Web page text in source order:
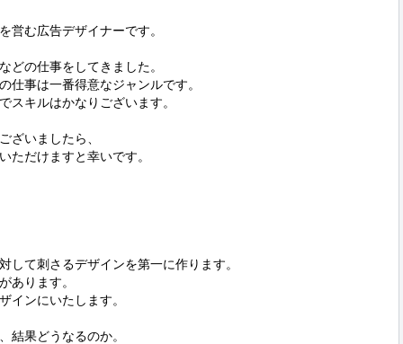
営む広告デザイナーです。
どの仕事をしてきました。
仕事は一番得意なジャンルです。
スキルはかなりございます。
ざいましたら、
ただけますと幸いです。
して刺さるデザインを第一に作ります。
あります。
インにいたします。
結果どうなるのか。